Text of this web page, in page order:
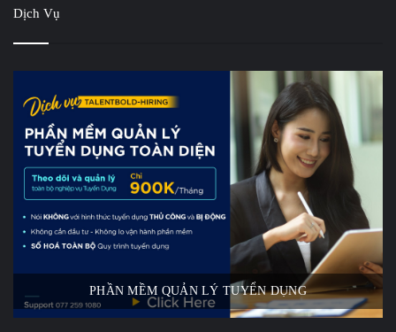
Dịch Vụ
PHẦN MỀM QUẢN LÝ TUYỂN DỤNG